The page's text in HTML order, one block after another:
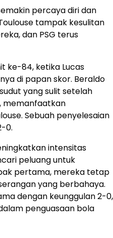
percaya diri dan
tampak kesulitan
dan PSG terus
ke-84, ketika Lucas
di papan skor. Beraldo
yang sulit setelah
memanfaatkan
Sebuah penyelesaian
0.
intensitas
peluang untuk
pertama, mereka tetap
yang berbahaya.
dengan keunggulan 2-0,
penguasaan bola